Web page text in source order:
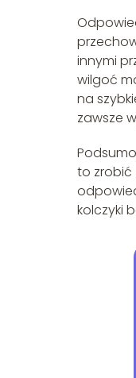
innymi
wilgoć
na
zawsze
to zrobić
kolczyki